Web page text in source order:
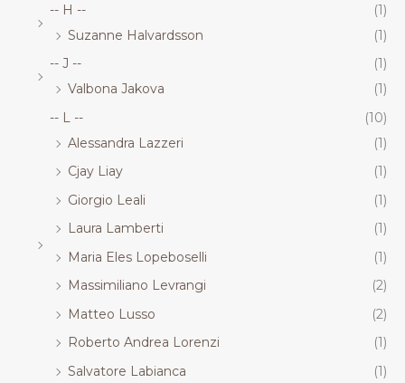
-- H --
(1)
Suzanne Halvardsson
(1)
-- J --
(1)
Valbona Jakova
(1)
-- L --
(10)
Alessandra Lazzeri
(1)
Cjay Liay
(1)
Giorgio Leali
(1)
Laura Lamberti
(1)
Maria Eles Lopeboselli
(1)
Massimiliano Levrangi
(2)
Matteo Lusso
(2)
Roberto Andrea Lorenzi
(1)
Salvatore Labianca
(1)